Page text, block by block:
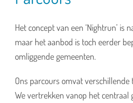
Het concept van een ‘Nightrun’ is
maar het aanbod is toch eerder
omliggende gemeenten.
Ons parcours omvat
We vertrekken vanop het centraal